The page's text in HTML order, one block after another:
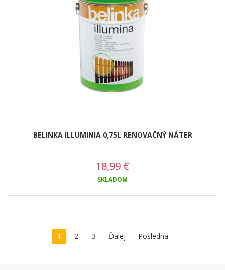
BELINKA ILLUMINIA 0,75L RENOVAČNÝ NÁTER
18,99 €
SKLADOM
1 2 3 Ďalej Posledná